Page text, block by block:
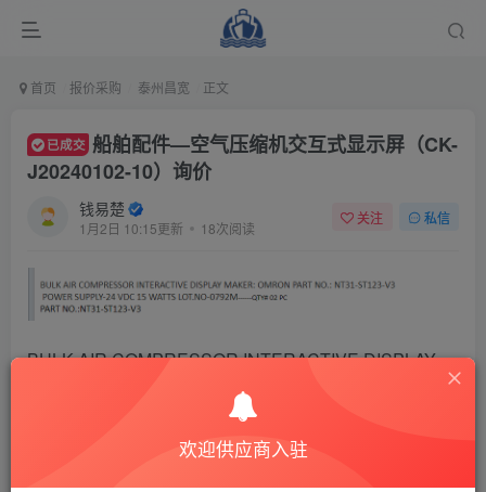
首页 报价采购 泰州昌宽 正文
已成交 船舶配件—空气压缩机交互式显示屏（CK-
J20240102-10）询价
钱易楚
1月2日 10:15更新 18次阅读
关注 私信
BULK AIR COMPRESSOR INTERACTIVE DISPLAY
MAKER: OMRON PART NO.: NT31-ST123-V3POWER
SUPPLY-24 VDC 15 WATTS LOTNO-0792M-.—OTY#
02 PCPART NO.:NT31-ST123-V3
欢迎供应商入驻